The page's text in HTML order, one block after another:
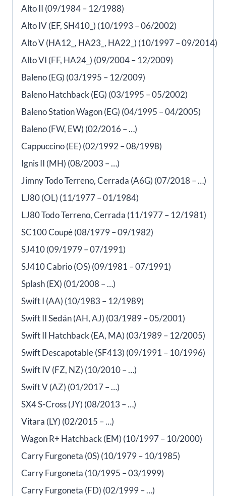
Alto II (09/1984 – 12/1988)
Alto IV (EF, SH410_) (10/1993 – 06/2002)
Alto V (HA12_, HA23_, HA22_) (10/1997 – 09/2014)
Alto VI (FF, HA24_) (09/2004 – 12/2009)
Baleno (EG) (03/1995 – 12/2009)
Baleno Hatchback (EG) (03/1995 – 05/2002)
Baleno Station Wagon (EG) (04/1995 – 04/2005)
Baleno (FW, EW) (02/2016 – …)
Cappuccino (EE) (02/1992 – 08/1998)
Ignis II (MH) (08/2003 – …)
Jimny Todo Terreno, Cerrada (A6G) (07/2018 – …)
LJ80 (OL) (11/1977 – 01/1984)
LJ80 Todo Terreno, Cerrada (11/1977 – 12/1981)
SC100 Coupé (08/1979 – 09/1982)
SJ410 (09/1979 – 07/1991)
SJ410 Cabrio (OS) (09/1981 – 07/1991)
Splash (EX) (01/2008 – …)
Swift I (AA) (10/1983 – 12/1989)
Swift II Sedán (AH, AJ) (03/1989 – 05/2001)
Swift II Hatchback (EA, MA) (03/1989 – 12/2005)
Swift Descapotable (SF413) (09/1991 – 10/1996)
Swift IV (FZ, NZ) (10/2010 – …)
Swift V (AZ) (01/2017 – …)
SX4 S-Cross (JY) (08/2013 – …)
Vitara (LY) (02/2015 – …)
Wagon R+ Hatchback (EM) (10/1997 – 10/2000)
Carry Furgoneta (0S) (10/1979 – 10/1985)
Carry Furgoneta (10/1995 – 03/1999)
Carry Furgoneta (FD) (02/1999 – …)